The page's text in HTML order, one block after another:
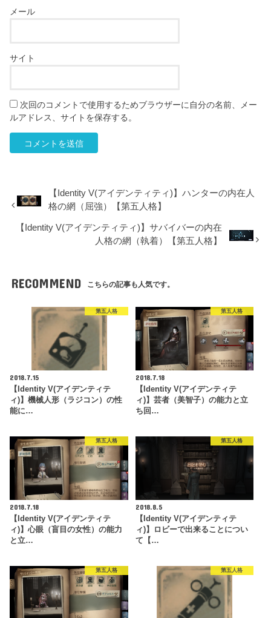
メール
サイト
次回のコメントで使用するためブラウザーに自分の名前、メー
ルアドレス、サイトを保存する。
【Identity V(アイデンティティ)】ハンターの内在人
格の網（屈強）【第五人格】
【Identity V(アイデンティティ)】サバイバーの内在
人格の網（執着）【第五人格】
RECOMMEND こちらの記事も人気です。
第五人格
2018.7.15
【Identity V(アイデンティテ
ィ)】機械人形（ラジコン）の性
能に…
第五人格
2018.7.18
【Identity V(アイデンティテ
ィ)】芸者（美智子）の能力と立
ち回…
第五人格
2018.7.18
【Identity V(アイデンティテ
ィ)】心眼（盲目の女性）の能力
と立…
第五人格
2018.8.5
【Identity V(アイデンティテ
ィ)】ロビーで出来ることについ
て【…
第五人格 第五人格